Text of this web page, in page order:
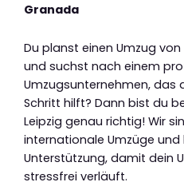
Granada
Du planst einen Umzug
und suchst nach einem
Umzugsunternehmen, das
Schritt hilft? Dann bist du
Leipzig genau richtig! Wir
internationale Umzüge
Unterstützung, damit dein
stressfrei verläuft.